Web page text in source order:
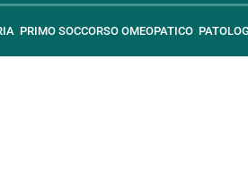
PRIMO SOCCORSO OMEOPATICO